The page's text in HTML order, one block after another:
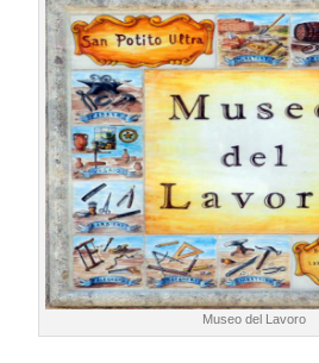
Museo del Lavoro